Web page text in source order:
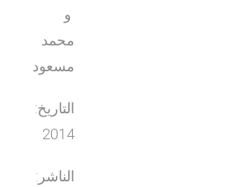
و
محمد
مسعود
التاريخ:
2014
الناشر: